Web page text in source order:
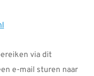
via dit
e-mail sturen naar